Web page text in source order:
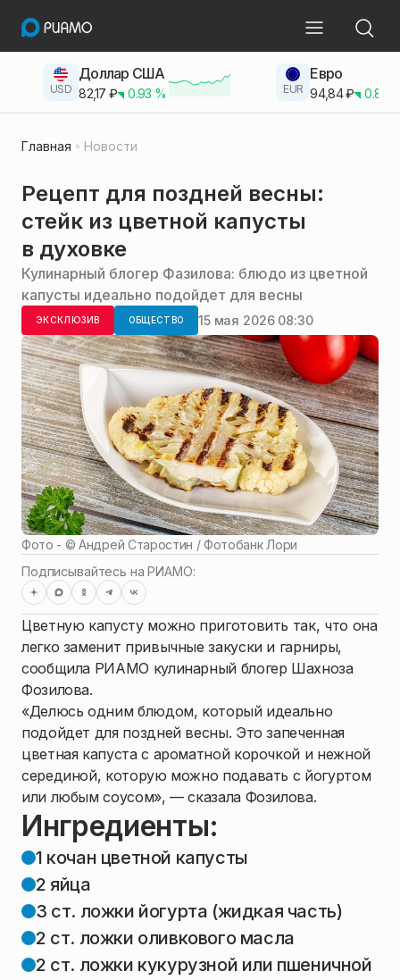
USD
Доллар США
82,17 ₽ 0.93 % EUR
Евро
94,84₽ 0.83
Главная Новости
Рецепт для поздней весны:
стейк из цветной капусты
в духовке
Кулинарный блогер Фазилова: блюдо из цветной
капусты идеально подойдет для весны
ЭКСКЛЮЗИВ ОБЩЕСТВО 15 мая 2026 08:30
Фото - ©Андрей Старостин / Фотобанк Лори
Подписывайтесь на РИАМО:
Цветную капусту можно приготовить так, что она
легко заменит привычные закуски и гарниры,
сообщила РИАМО кулинарный блогер Шахноза
Фозилова.
«Делюсь одним блюдом, который идеально
подойдет для поздней весны. Это запеченная
цветная капуста с ароматной корочкой и нежной
серединой, которую можно подавать с йогуртом
или любым соусом», — сказала Фозилова.
Ингредиенты:
1 кочан цветной капусты
2 яйца
3 ст. ложки йогурта (жидкая часть)
2 ст. ложки оливкового масла
2 ст. ложки кукурузной или пшеничной